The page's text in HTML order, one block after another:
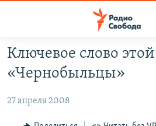
упрощенного
доступа
ПРОГРАММЫ
ПОДКАСТЫ
АВТОРСКИЕ ПРОЕКТЫ
Ключевое слово
«Чернобыльцы»
27 апреля 2008